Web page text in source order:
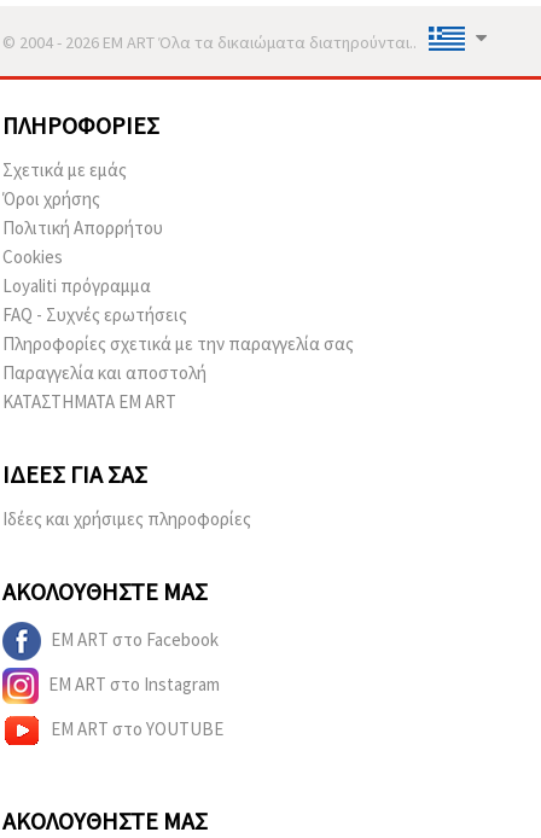
© 2004 - 2026 EM ART Όλα τα δικαιώματα διατηρούνται..
ΠΛΗΡΟΦΟΡΊΕΣ
Σχετικά με εμάς
Όροι χρήσης
Πολιτική Απορρήτου
Cookies
Loyaliti πρόγραμμα
FAQ - Συχνές ερωτήσεις
Πληροφορίες σχετικά με την παραγγελία σας
Παραγγελία και αποστολή
ΚΑΤΑΣΤΗΜΑΤΑ EM ART
ΙΔΈΕΣ ΓΙΑ ΣΑΣ
Ιδέες και χρήσιμες πληροφορίες
ΑΚΟΛΟΥΘΉΣΤΕ ΜΑΣ
EM ART στο Facebook
EM ART στο Instagram
EM ART στο YOUTUBE
ΑΚΟΛΟΥΘΉΣΤΕ ΜΑΣ